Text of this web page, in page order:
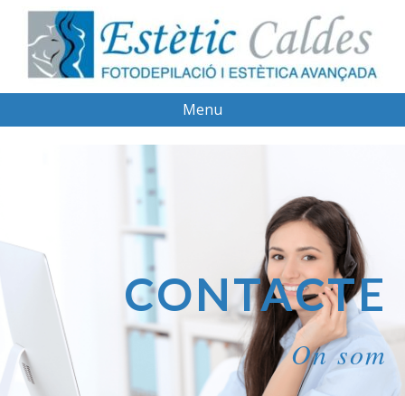
Menu
CONTACTE
On som